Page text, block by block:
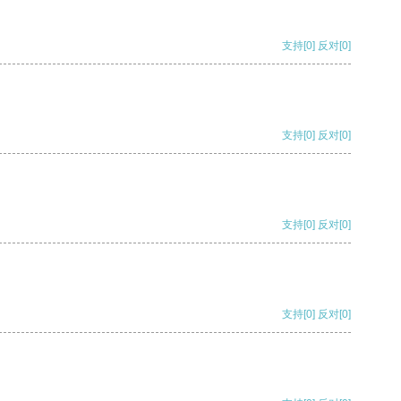
支持[0] 反对[0]
支持[0] 反对[0]
支持[0] 反对[0]
支持[0] 反对[0]